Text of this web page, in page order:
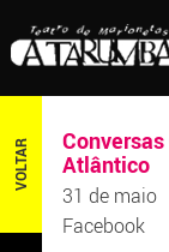
VOLTAR
Atlântico
31 de maio
Facebook